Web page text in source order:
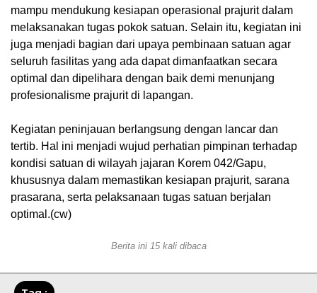
mampu mendukung kesiapan operasional prajurit dalam
melaksanakan tugas pokok satuan. Selain itu, kegiatan ini
juga menjadi bagian dari upaya pembinaan satuan agar
seluruh fasilitas yang ada dapat dimanfaatkan secara
optimal dan dipelihara dengan baik demi menunjang
profesionalisme prajurit di lapangan.
Kegiatan peninjauan berlangsung dengan lancar dan
tertib. Hal ini menjadi wujud perhatian pimpinan terhadap
kondisi satuan di wilayah jajaran Korem 042/Gapu,
khususnya dalam memastikan kesiapan prajurit, sarana
prasarana, serta pelaksanaan tugas satuan berjalan
optimal.(cw)
Berita ini 15 kali dibaca